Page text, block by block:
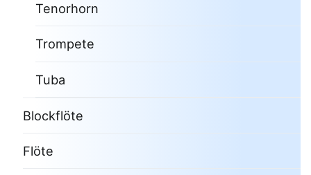
Tenorhorn
Trompete
Tuba
Blockflöte
Flöte